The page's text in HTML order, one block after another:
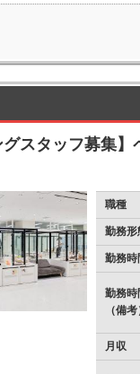
グスタッフ募集
職種
勤務形
勤務時
勤務時
（備考
月収